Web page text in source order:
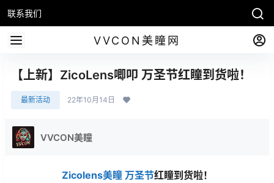
联系我们
VVCON美瞳网
【上新】ZicoLens唧叩 万圣节红瞳到货啦！
最新活动 22年10月14日
VVCON美瞳
Zicolens美瞳 万圣节红瞳到货啦！